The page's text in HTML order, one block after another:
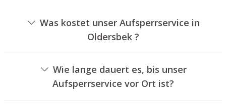
Was kostet unser Aufsperrservice in
Oldersbek ?
verschiedenen Faktoren ab, wie beispielsweise der
Ausführung des Schlosses, der Dauer der Arbeiten und
eventuellen Kilometerpauschalen. Wir bieten unseren
Wie lange dauert es, bis unser
Aufsperrservice vor Ort ist?